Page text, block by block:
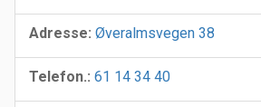
Adresse: Øveralmsvegen 38
Telefon.: 61 14 34 40